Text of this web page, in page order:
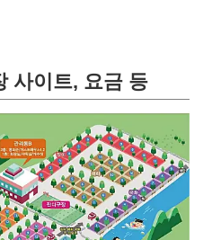
사이트, 요금 등